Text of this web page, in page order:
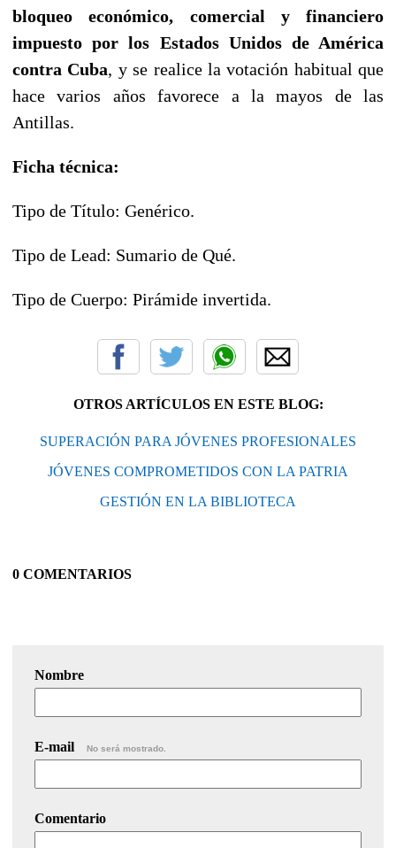
bloqueo económico, comercial y financiero
impuesto por los Estados Unidos de América
contra Cuba, y se realice la votación habitual que
hace varios años favorece a la mayos de las
Antillas.
Ficha técnica:
Tipo de Título: Genérico.
Tipo de Lead: Sumario de Qué.
Tipo de Cuerpo: Pirámide invertida.
OTROS ARTÍCULOS EN ESTE BLOG:
SUPERACIÓN PARA JÓVENES PROFESIONALES
JÓVENES COMPROMETIDOS CON LA PATRIA
GESTIÓN EN LA BIBLIOTECA
0 COMENTARIOS
Nombre
E-mail No será mostrado.
Comentario